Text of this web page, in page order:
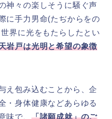
神々の楽しそうに騒ぐ声
に手力男命(たぢからをの
界に光をもたらしたとい
岩戸は光明と希望の象徴
え包み込むことから、企
・身体健康などあらゆる
味で、 「諸願成就」のご